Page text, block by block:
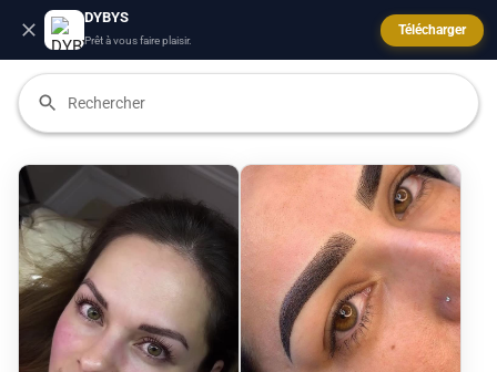
DYBYS
Prêt à vous faire plaisir.
Télécharger